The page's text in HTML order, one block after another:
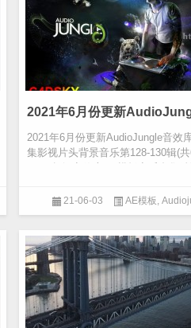
2021年6月份更新AudioJungle音效
集影视片头背景音乐第128-130辑(
ungle超级音效库AE模板音乐合集
21-06-03 AE模板